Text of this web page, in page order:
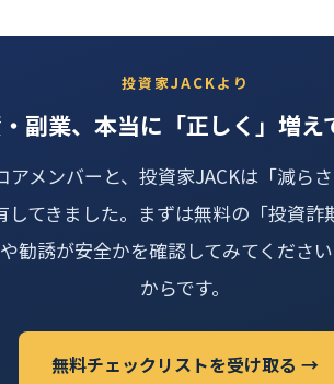
投資家JACKより
副業、本当に「正しく」増え
アメンバーと、投資家JACKは「減ら
してきました。まずは無料の「投資詐
勧誘が安全かを確認してみてくださ
からです。
無料チェックリストを受け取る →